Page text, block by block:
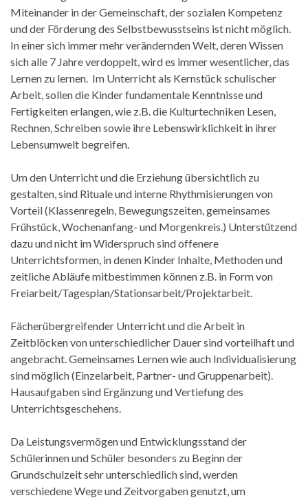
Miteinander in der Gemeinschaft, der sozialen Kompetenz
und der Förderung des Selbstbewusstseins ist nicht möglich.
In einer sich immer mehr verändernden Welt, deren Wissen
sich alle 7 Jahre verdoppelt, wird es immer wesentlicher, das
Lernen zu lernen. Im Unterricht als Kernstück schulischer
Arbeit, sollen die Kinder fundamentale Kenntnisse und
Fertigkeiten erlangen, wie z.B. die Kulturtechniken Lesen,
Rechnen, Schreiben sowie ihre Lebenswirklichkeit in ihrer
Lebensumwelt begreifen.
Um den Unterricht und die Erziehung übersichtlich zu
gestalten, sind Rituale und interne Rhythmisierungen von
Vorteil (Klassenregeln, Bewegungszeiten, gemeinsames
Frühstück, Wochenanfang- und Morgenkreis.) Unterstützend
dazu und nicht im Widerspruch sind offenere
Unterrichtsformen, in denen Kinder Inhalte, Methoden und
zeitliche Abläufe mitbestimmen können z.B. in Form von
Freiarbeit/Tagesplan/Stationsarbeit/Projektarbeit.
Fächerübergreifender Unterricht und die Arbeit in
Zeitblöcken von unterschiedlicher Dauer sind vorteilhaft und
angebracht. Gemeinsames Lernen wie auch Individualisierung
sind möglich (Einzelarbeit, Partner- und Gruppenarbeit).
Hausaufgaben sind Ergänzung und Vertiefung des
Unterrichtsgeschehens.
Da Leistungsvermögen und Entwicklungsstand der
Schülerinnen und Schüler besonders zu Beginn der
Grundschulzeit sehr unterschiedlich sind, werden
verschiedene Wege und Zeitvorgaben genutzt, um